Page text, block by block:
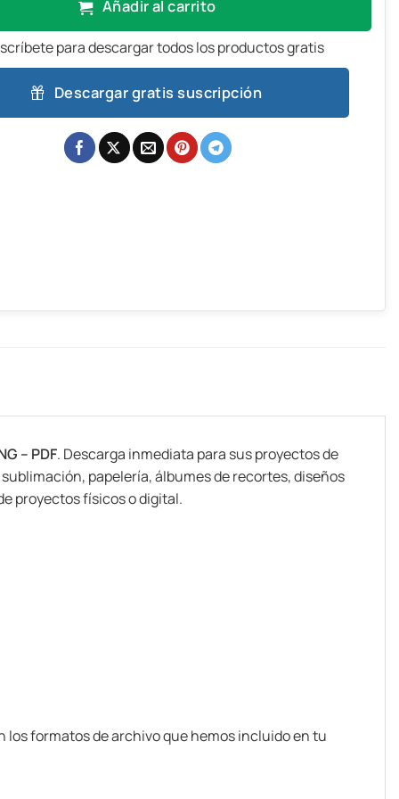
Añadir al carrito
para descargar todos los productos gratis
Descargar gratis suscripción
– PDF. Descarga inmediata para sus proyectos de
papelería, álbumes de recortes, diseños
proyectos físicos o digital.
formatos de archivo que hemos incluido en tu